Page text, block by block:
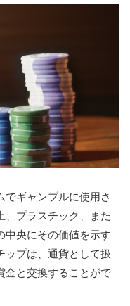
でギャンブルに使用さ
、プラスチック、また
中央にその価値を示す
ップは、通貨として扱
金と交換することがで